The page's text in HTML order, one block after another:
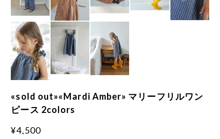
«sold out»«Mardi Amber» マリーフリルワン
ピース 2colors
¥4,500